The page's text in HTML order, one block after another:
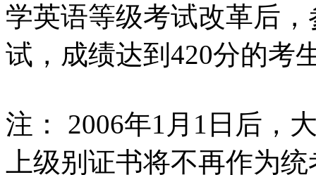
学英语等级考试改革后
试，成绩达到420分的考
注： 2006年1月1日后，
上级别证书将不再作为